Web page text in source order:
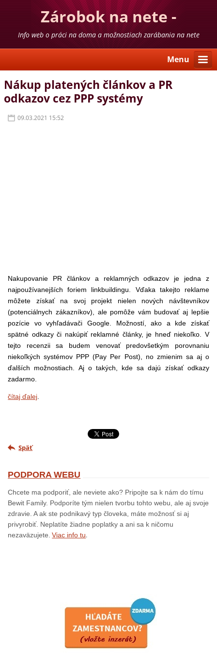
Zárobok na nete -
skúsenosti
Info web o práci na doma a možnostiach zarábania na nete
Menu
Nákup platených článkov a PR
odkazov cez PPP systémy
09.03.2021 15:52
Nakupovanie PR článkov a reklamných odkazov je jedna z
najpoužívanejších foriem linkbuildingu. Vďaka takejto reklame
môžete získať na svoj projekt nielen nových návštevníkov
(potenciálnych zákazníkov), ale pomôže vám budovať aj lepšie
pozície vo vyhľadávači Google. Možností, ako a kde získať
spätné odkazy či nakúpiť reklamné články, je hneď niekoľko. V
tejto recenzii sa budem venovať predovšetkým porovnaniu
niekoľkých systémov PPP (Pay Per Post), no zmienim sa aj o
ďalších možnostiach. Aj o takých, kde sa dajú získať odkazy
zadarmo.
čítaj ďalej
Späť
PODPORA WEBU
Chcete ma podporiť, ale neviete ako? Pripojte sa k nám do tímu
Bewit Family. Podporíte tým nielen tvorbu tohto webu, ale aj svoje
zdravie. A ak ste podnikavý typ človeka, máte možnosť si aj
privyrobiť. Neplatíte žiadne poplatky a ani sa k ničomu
nezaväzujete. Viac info tu.